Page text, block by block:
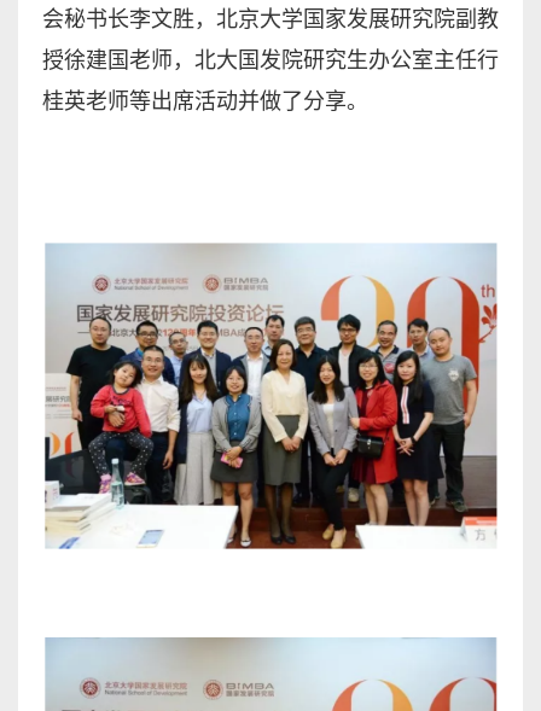
会秘书长李文胜，北京大学国家发展研究院副教
授徐建国老师，北大国发院研究生办公室主任行
桂英老师等出席活动并做了分享。